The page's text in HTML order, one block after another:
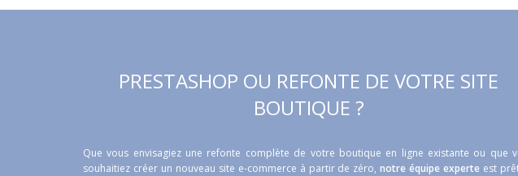
PRESTASHOP OU REFONTE DE VOTRE SITE
BOUTIQUE ?
Que vous envisagiez une refonte complète de votre boutique en ligne existante ou que
souhaitiez créer un nouveau site e-commerce à partir de zéro,notre équipe experte est